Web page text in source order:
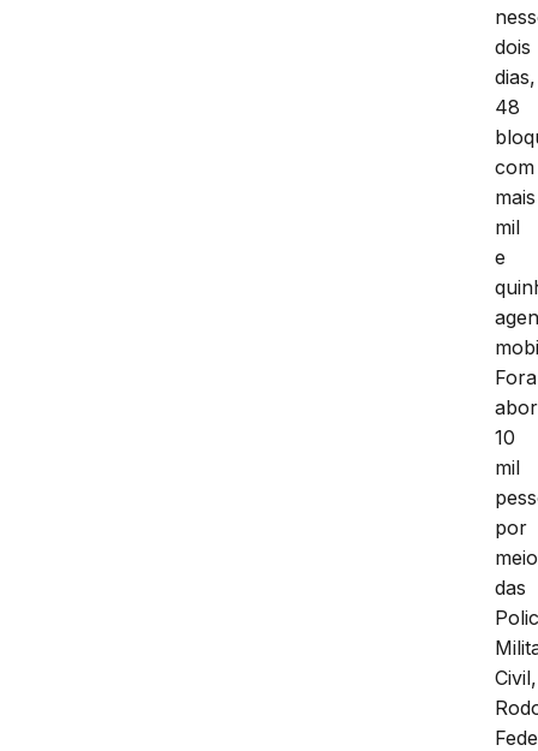
dois
dias,
48
com
mais
mil
e
10
mil
por
meio
das
Civil,